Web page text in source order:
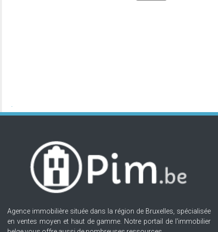
Agence immobilière située dans la région de Bruxelles, spécialisée
en ventes moyen et haut de gamme. Notre portail de l'immobilier